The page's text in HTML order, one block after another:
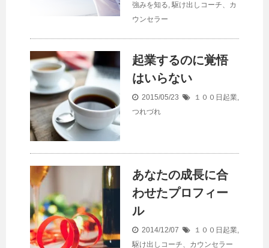
強みを知る, 駆け出しコーチ、カ
ウンセラー
起業するのに覚悟
はいらない
2015/05/23 １００日起業,
つれづれ
あなたの成長に合
わせたプロフィー
ル
2014/12/07 １００日起業,
駆け出しコーチ、カウンセラー